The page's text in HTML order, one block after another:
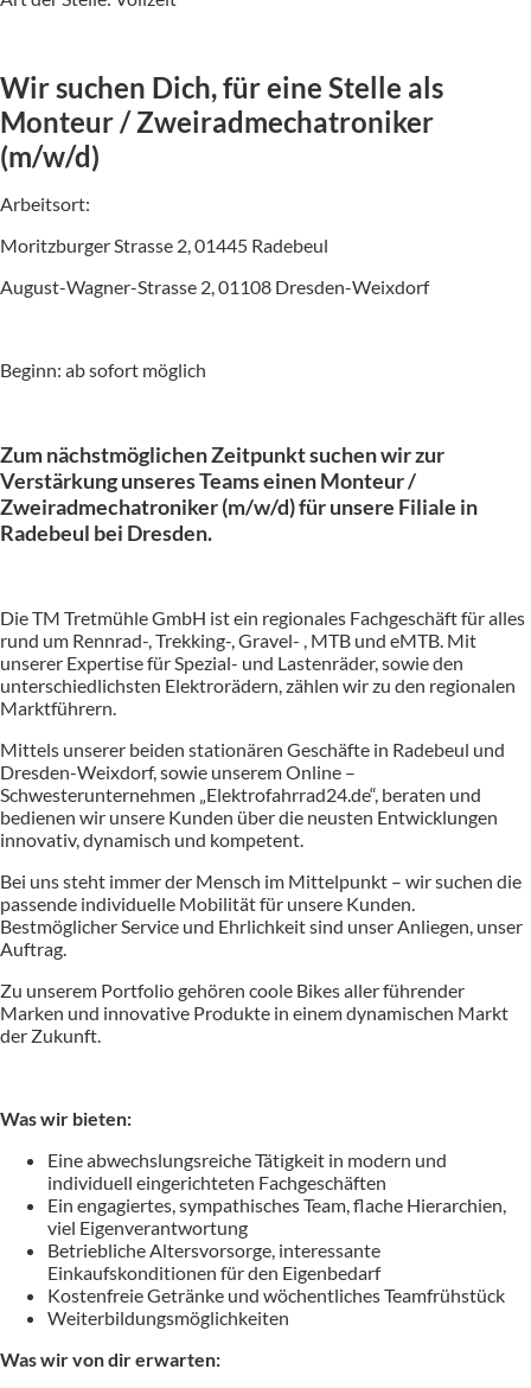
Wir suchen Dich, für eine Stelle als
Monteur / Zweiradmechatroniker
(m/w/d)
Arbeitsort:
Moritzburger Strasse 2, 01445 Radebeul
August-Wagner-Strasse 2, 01108 Dresden-Weixdorf
Beginn: ab sofort möglich
Zum nächstmöglichen Zeitpunkt suchen wir zur
Verstärkung unseres Teams einen Monteur /
Zweiradmechatroniker (m/w/d) für unsere Filiale in
Radebeul bei Dresden.
Die TM Tretmühle GmbH ist ein regionales Fachgeschäft für alles
rund um Rennrad-, Trekking-, Gravel- , MTB und eMTB. Mit
unserer Expertise für Spezial- und Lastenräder, sowie den
unterschiedlichsten Elektrorädern, zählen wir zu den regionalen
Marktführern.
Mittels unserer beiden stationären Geschäfte in Radebeul und
Dresden-Weixdorf, sowie unserem Online –
Schwesterunternehmen „Elektrofahrrad24.de“, beraten und
bedienen wir unsere Kunden über die neusten Entwicklungen
innovativ, dynamisch und kompetent.
Bei uns steht immer der Mensch im Mittelpunkt – wir suchen die
passende individuelle Mobilität für unsere Kunden.
Bestmöglicher Service und Ehrlichkeit sind unser Anliegen, unser
Auftrag.
Zu unserem Portfolio gehören coole Bikes aller führender
Marken und innovative Produkte in einem dynamischen Markt
der Zukunft.
Was wir bieten:
Eine abwechslungsreiche Tätigkeit in modern und
individuell eingerichteten Fachgeschäften
Ein engagiertes, sympathisches Team, flache Hierarchien,
viel Eigenverantwortung
Betriebliche Altersvorsorge, interessante
Einkaufskonditionen für den Eigenbedarf
Kostenfreie Getränke und wöchentliches Teamfrühstück
Weiterbildungsmöglichkeiten
Was wir von dir erwarten: